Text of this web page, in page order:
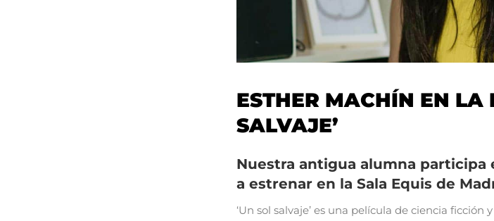
ESTHER MACHÍN EN LA
SALVAJE’
Nuestra antigua alumna participa
a estrenar en la Sala Equis de
‘Un sol salvaje’ es una película de ciencia